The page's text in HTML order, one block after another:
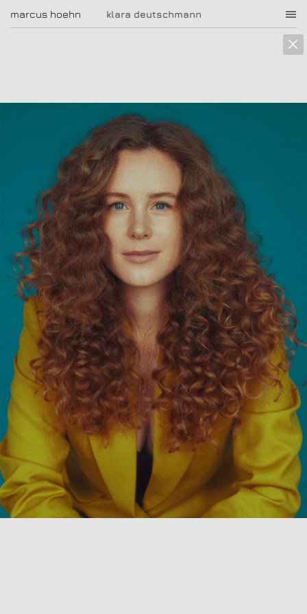
klara deutschmann
marcus hoehn marcus hoehn